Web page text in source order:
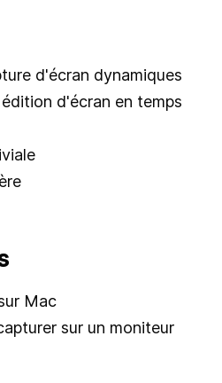
d'écran dynamiques
d'écran en temps
Mac
sur un moniteur